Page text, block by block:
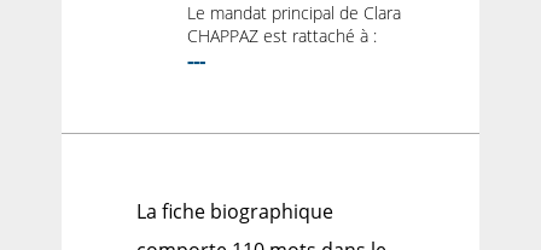
Le mandat principal de Clara
CHAPPAZ est rattaché à :
---
La fiche biographique